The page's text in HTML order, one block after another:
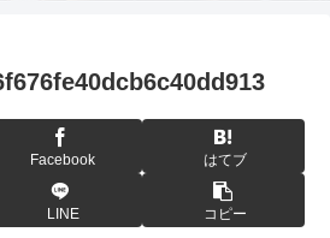
Facebook はてブ
LINE コピー